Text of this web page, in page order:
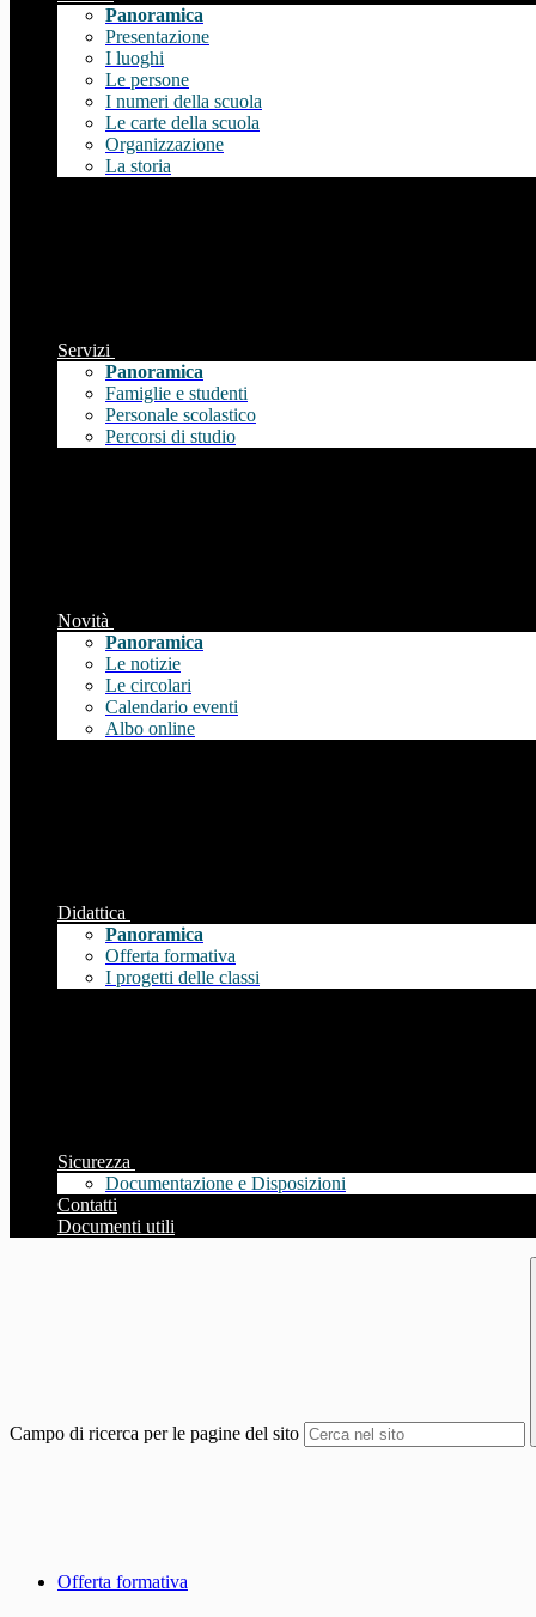
Panoramica
Presentazione
I luoghi
Le persone
I numeri della scuola
Le carte della scuola
Organizzazione
La storia
Servizi
Panoramica
Famiglie e studenti
Personale scolastico
Percorsi di studio
Novità
Panoramica
Le notizie
Le circolari
Calendario eventi
Albo online
Didattica
Panoramica
Offerta formativa
I progetti delle classi
Sicurezza
Documentazione e Disposizioni
Contatti
Documenti utili
Campo di ricerca per le pagine del sito
Offerta formativa